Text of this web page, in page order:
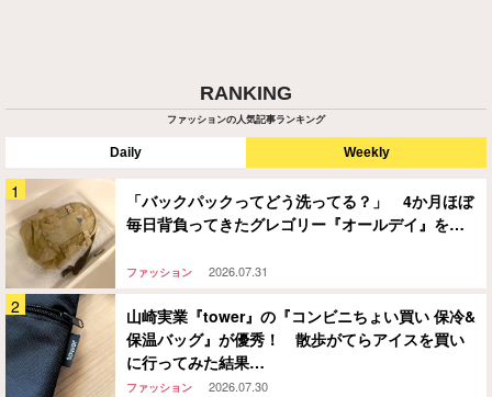
RANKING
ファッションの人気記事ランキング
Daily Weekly
「バックパックってどう洗ってる？」 4か月ほぼ
毎日背負ってきたグレゴリー『オールデイ』を…
ファッション 2026.07.31
山崎実業『tower』の『コンビニちょい買い 保冷&
保温バッグ』が優秀！ 散歩がてらアイスを買い
に行ってみた結果…
ファッション 2026.07.30